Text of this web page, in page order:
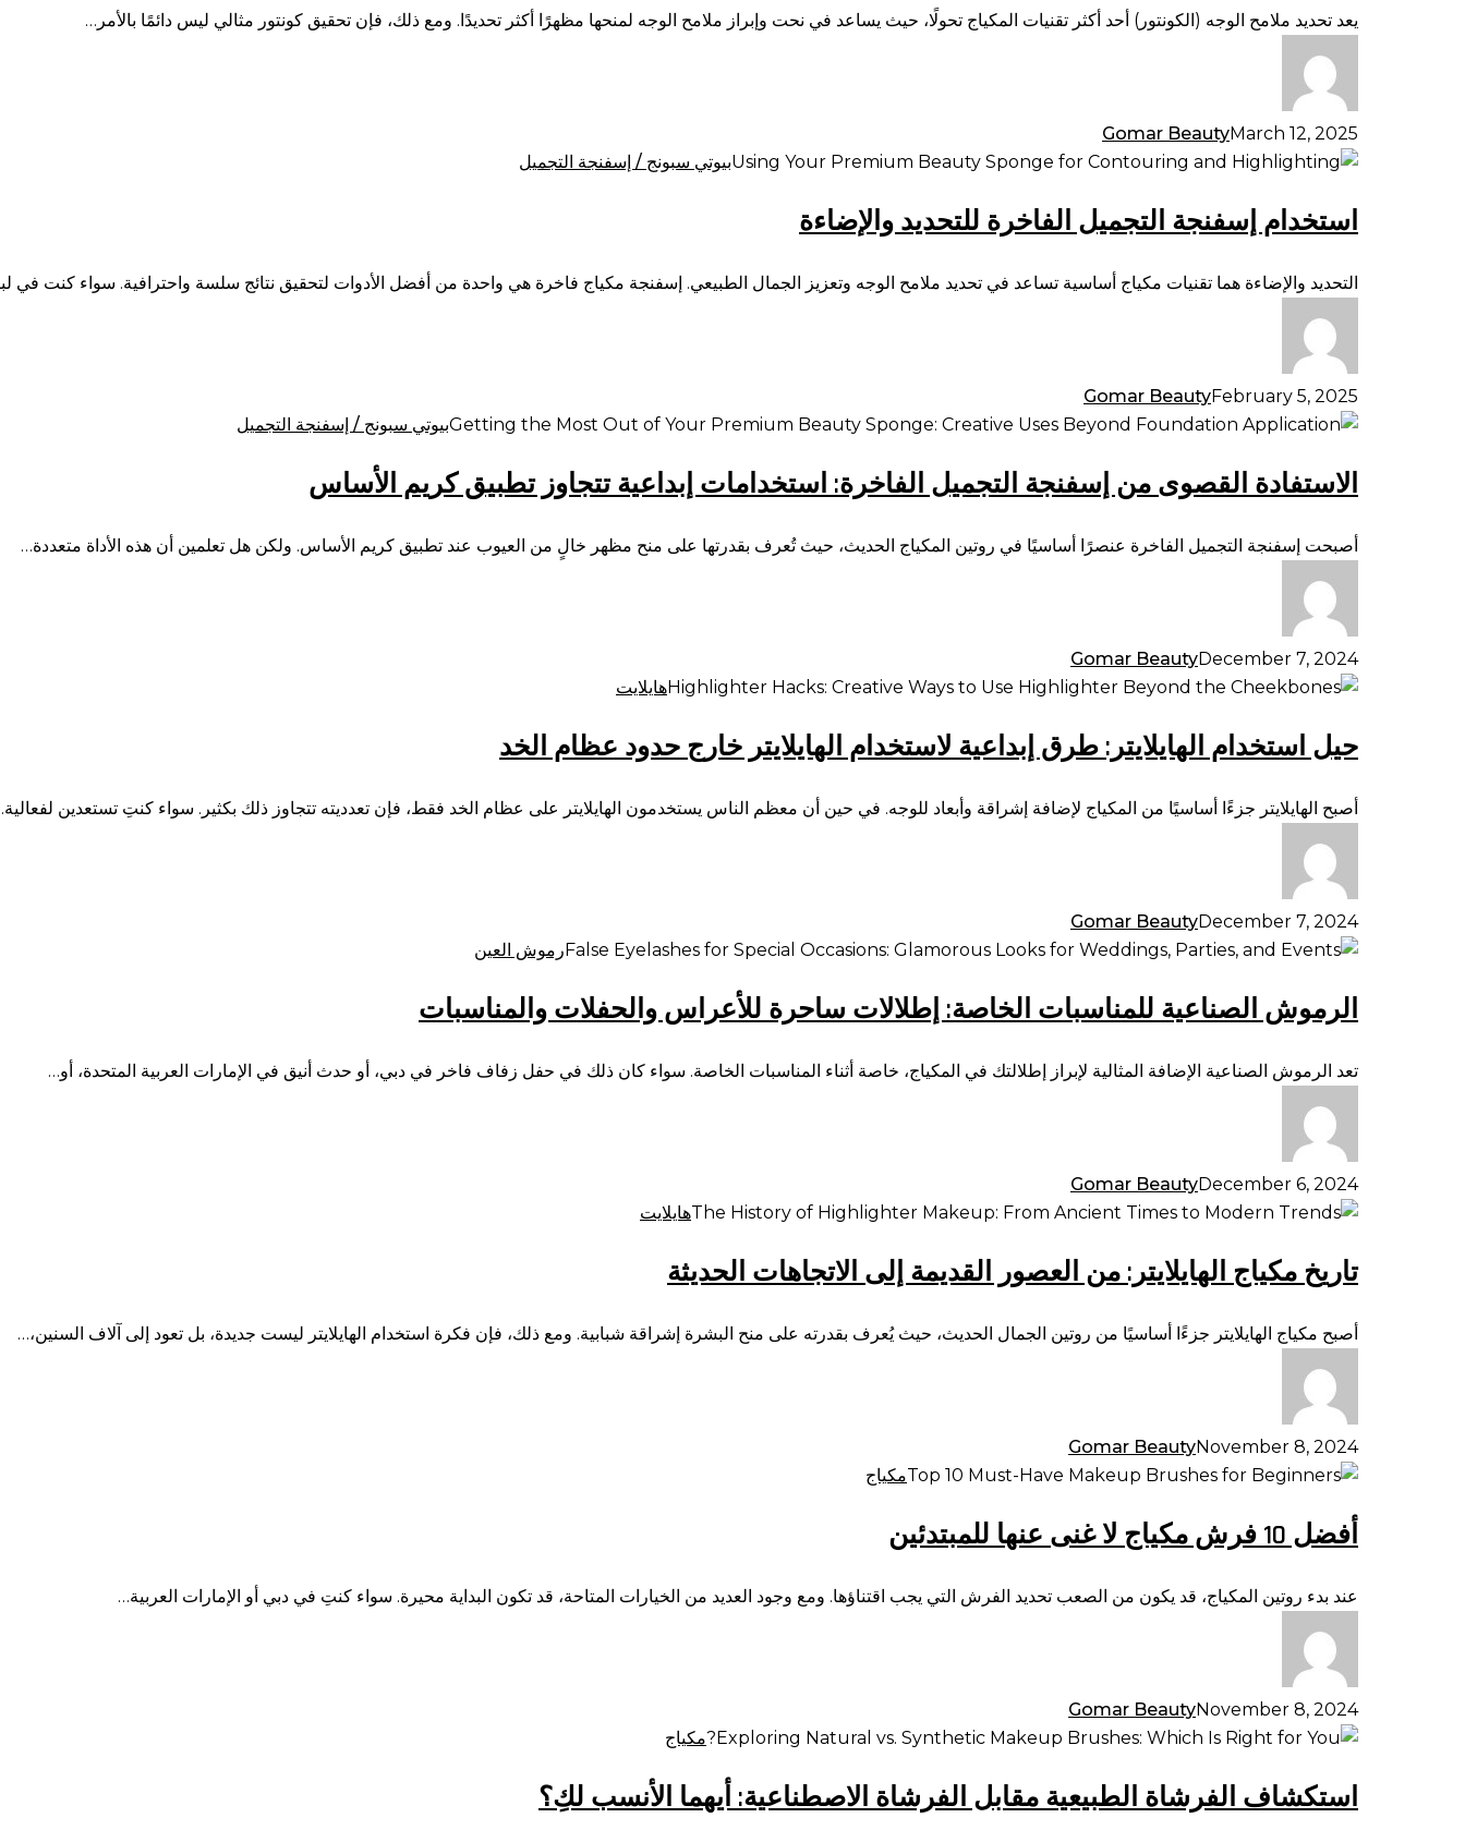
يجب
تجنبها:
الأخطاء
الشائعة
وكيفية
يعد تحديد ملامح الوجه (الكونتور) أحد أكثر تقنيات المكياج تحولًا، حيث يساعد في نحت وإبراز ملامح الوجه لمنحها مظهرًا أكثر تحديدًا. ومع ذلك، فإن تحقيق كونتور مثالي ليس دائمًا بالأمر…
Gomar BeautyMarch 12, 2025
استخدام
التجميل
للتحديد
والإضاءة
بيوتي سبونج / إسفنجة التجميل
استخدام إسفنجة التجميل الفاخرة للتحديد والإضاءة
التحديد والإضاءة هما تقنيات مكياج أساسية تساعد في تحديد ملامح الوجه وتعزيز الجمال الطبيعي. إسفنجة مكياج فاخرة هي واحدة من أفضل الأدوات لتحقيق نتائج سلسة واحترافية. سواء كنت في
Gomar BeautyFebruary 5, 2025
الاستفادة
من
التجميل
الفاخرة:
استخدامات
إبداعية
تتجاوز
تطبيق
الأساس
بيوتي سبونج / إسفنجة التجميل
الاستفادة القصوى من إسفنجة التجميل الفاخرة: استخدامات إبداعية تتجاوز تطبيق كريم الأساس
أصبحت إسفنجة التجميل الفاخرة عنصرًا أساسيًا في روتين المكياج الحديث، حيث تُعرف بقدرتها على منح مظهر خالٍ من العيوب عند تطبيق كريم الأساس. ولكن هل تعلمين أن هذه الأداة متعددة…
Gomar BeautyDecember 7, 2024
حيل
الهايلايتر:
إبداعية
لاستخدام
الهايلايتر
خارج
حدود
عظام
هايلايت
حيل استخدام الهايلايتر: طرق إبداعية لاستخدام الهايلايتر خارج حدود عظام الخد
أصبح الهايلايتر جزءًا أساسيًا من المكياج لإضافة إشراقة وأبعاد للوجه. في حين أن معظم الناس يستخدمون الهايلايتر على عظام الخد فقط، فإن تعدديته تتجاوز ذلك بكثير. سواء كنتِ تستعدين
Gomar BeautyDecember 7, 2024
الرموش
للمناسبات
إطلالات
ساحرة
للأعراس
والحفلات
والمناسبات
رموش العين
الرموش الصناعية للمناسبات الخاصة: إطلالات ساحرة للأعراس والحفلات والمناسبات
تعد الرموش الصناعية الإضافة المثالية لإبراز إطلالتك في المكياج، خاصة أثناء المناسبات الخاصة. سواء كان ذلك في حفل زفاف فاخر في دبي، أو حدث أنيق في الإمارات العربية المتحدة، أو…
Gomar BeautyDecember 6, 2024
تاريخ
الهايلايتر:
العصور
القديمة
إلى
الاتجاهات
الحديثة
هايلايت
تاريخ مكياج الهايلايتر: من العصور القديمة إلى الاتجاهات الحديثة
أصبح مكياج الهايلايتر جزءًا أساسيًا من روتين الجمال الحديث، حيث يُعرف بقدرته على منح البشرة إشراقة شبابية. ومع ذلك، فإن فكرة استخدام الهايلايتر ليست جديدة، بل تعود إلى آلاف السنين،…
Gomar BeautyNovember 8, 2024
أفضل
فرش
غنى
عنها
للمبتدئين
مكياج
أفضل 10 فرش مكياج لا غنى عنها للمبتدئين
عند بدء روتين المكياج، قد يكون من الصعب تحديد الفرش التي يجب اقتناؤها. ومع وجود العديد من الخيارات المتاحة، قد تكون البداية محيرة. سواء كنتِ في دبي أو الإمارات العربية…
Gomar BeautyNovember 8, 2024
استكشاف
الطبيعية
مكياج
استكشاف الفرشاة الطبيعية مقابل الفرشاة الاصطناعية: أيهما الأنسب لكِ؟